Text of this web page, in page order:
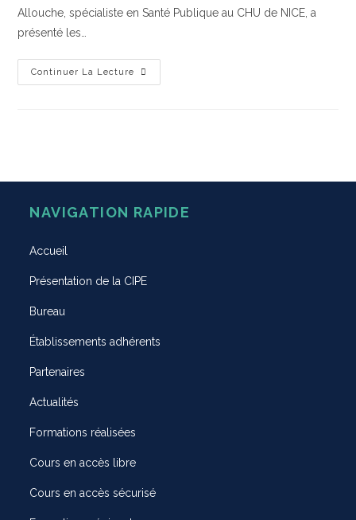
Allouche, spécialiste en Santé Publique au CHU de NICE, a
présenté les…
Continuer La Lecture
NAVIGATION RAPIDE
Accueil
Présentation de la CIPE
Bureau
Établissements adhérents
Partenaires
Actualités
Formations réalisées
Cours en accès libre
Cours en accès sécurisé